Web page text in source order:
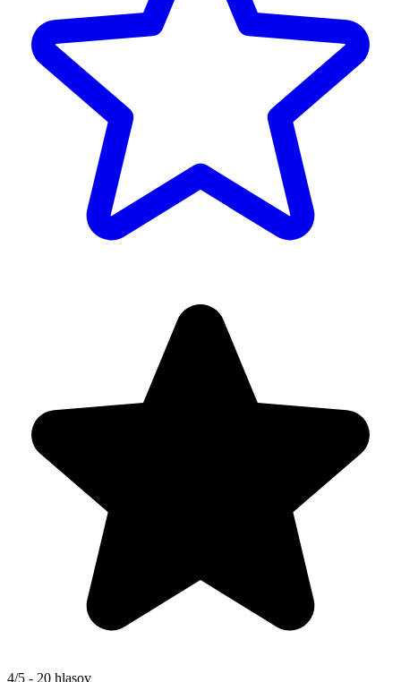
4/5 - 20 hlasov